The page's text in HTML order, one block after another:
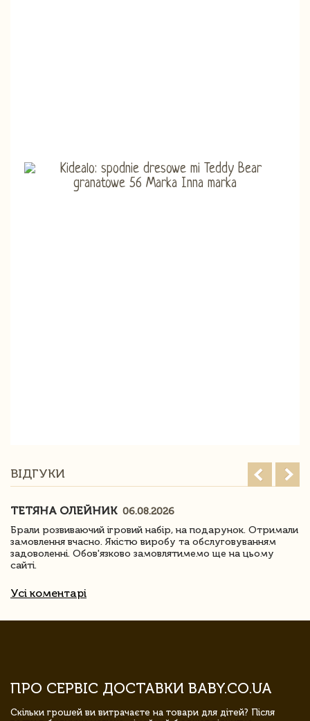
ВІДГУКИ
ТЕТЯНА ОЛЕЙНИК 06.08.2026
Брали розвиваючий ігровий набір, на подарунок. Отримали
замовлення вчасно. Якістю виробу та обслуговуванням
задоволенні. Обов'язково замовлятимемо ще на цьому
сайті.
Усі коментарі
ПРО СЕРВІС ДОСТАВКИ BABY.CO.UA
Скільки грошей ви витрачаєте на товари для дітей? Після